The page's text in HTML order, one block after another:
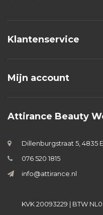
Klantenservice
Mijn account
Attirance Beauty
Dillenburgstraat 5, 4835
076 520 1815
info@attirance.nl
KVK 20093229 | BTW